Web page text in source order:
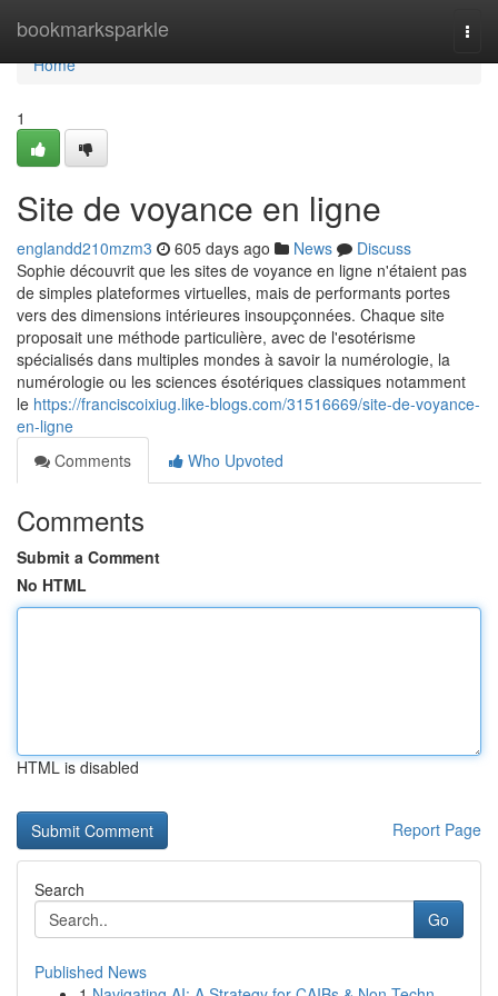
bookmarksparkle
Home
Home
1
Site de voyance en ligne
englandd210mzm3 605 days ago News
Discuss
Sophie découvrit que les sites de voyance en ligne n'étaient pas
de simples plateformes virtuelles, mais de performants portes
vers des dimensions intérieures insoupçonnées. Chaque site
proposait une méthode particulière, avec de l'esotérisme
spécialisés dans multiples mondes à savoir la numérologie, la
numérologie ou les sciences ésotériques classiques notamment
le https://franciscoixiug.like-blogs.com/31516669/site-de-voyance-
en-ligne
Comments
Who Upvoted
Comments
Submit a Comment
No HTML
HTML is disabled
Report Page
Search
Go
Published News